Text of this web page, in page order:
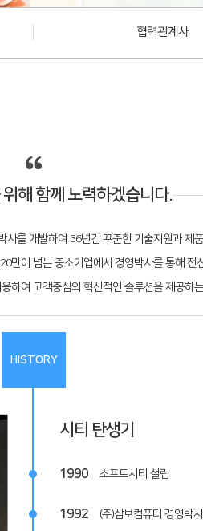
협력관계사
해 함께 노력하겠습니다.
를 개발하여 36년간 꾸준한 기술지원과 제
만이 넘는 중소기업에서 경영박사를 통해 전
하여 고객중심의 혁신적인 솔루션을 제공하
HISTORY
시티 탄생기
1990 소프트시티 설립
1992
(주)삼보컴퓨터 경영박